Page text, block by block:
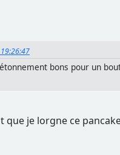
bons pour un
je lorgne ce